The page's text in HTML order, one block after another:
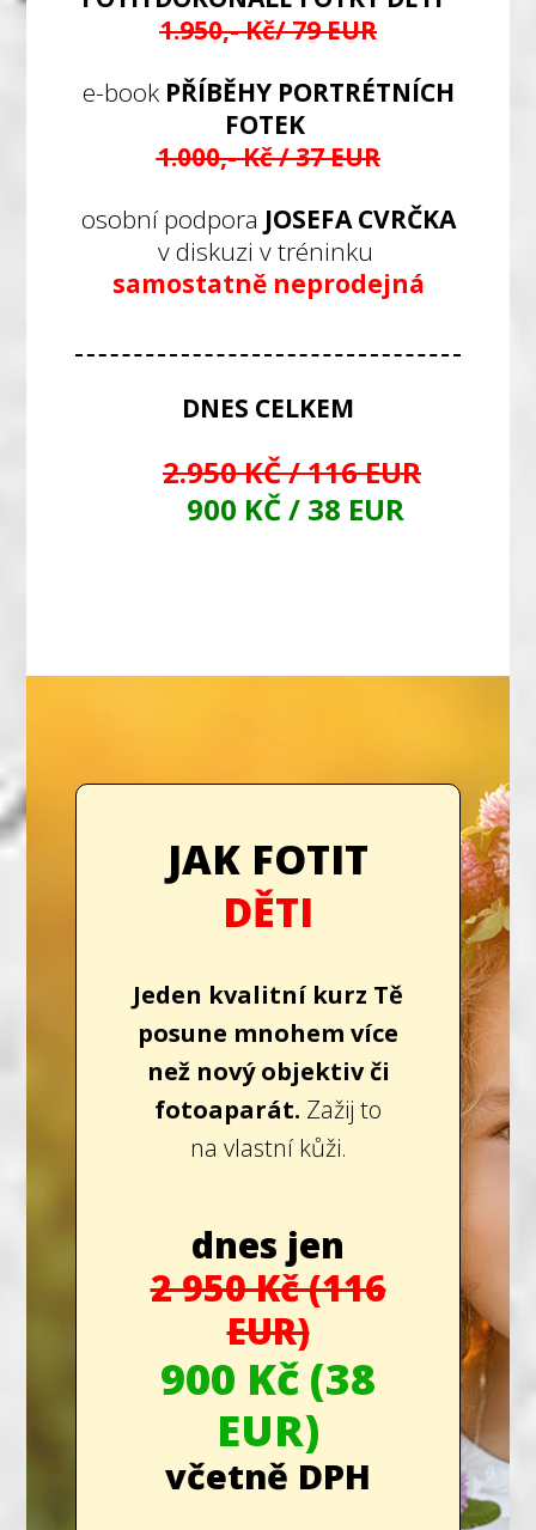
1.950,- Kč/ 79 EUR
e-book PŘÍBĚHY PORTRÉTNÍCH
FOTEK
1.000,- Kč / 37 EUR
osobní podpora JOSEFA CVRČKA
v diskuzi v tréninku
samostatně neprodejná
DNES CELKEM
2.950 KČ / 116 EUR
900 KČ / 38 EUR
JAK FOTIT
DĚTI
Jeden kvalitní kurz Tě
posune mnohem více
než nový objektiv či
fotoaparát. Zažij to
na vlastní kůži.
dnes jen
2 950 Kč (116
EUR)
900 Kč (38
EUR)
včetně DPH